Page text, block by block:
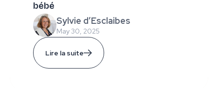
bébé
Sylvie d’Esclaibes
May 30, 2025
Lire la suite